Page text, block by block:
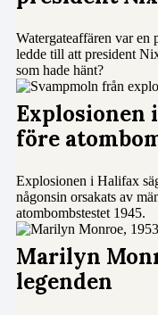
Watergateaffären var
ledde till att president
som hade hänt?
Explosionen
före
Explosionen i Halifax
någonsin orsakats av
atombombstestet 1945.
Marilyn
legenden